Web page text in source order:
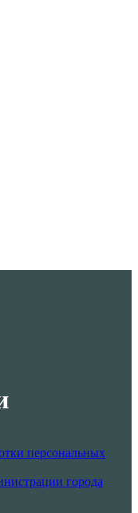
персональных
города